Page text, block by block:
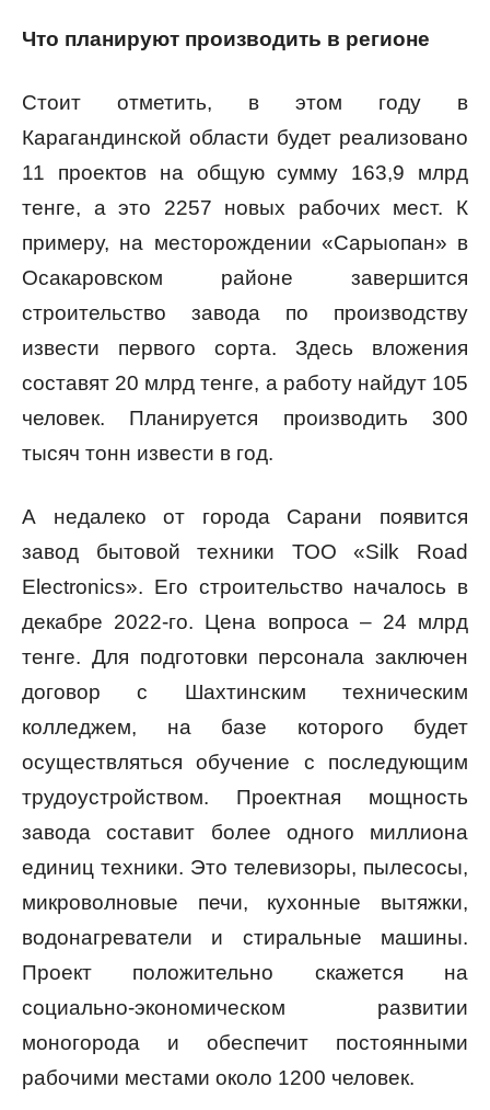
Что планируют производить в регионе
Стоит отметить, в этом году в
Карагандинской области будет реализовано
11 проектов на общую сумму 163,9 млрд
тенге, а это 2257 новых рабочих мест. К
примеру, на месторождении «Сарыопан» в
Осакаровском районе завершится
строительство завода по производству
извести первого сорта. Здесь вложения
составят 20 млрд тенге, а работу найдут 105
человек. Планируется производить 300
тысяч тонн извести в год.
А недалеко от города Сарани появится
завод бытовой техники ТОО «Silk Road
Electronics». Его строительство началось в
декабре 2022-го. Цена вопроса – 24 млрд
тенге. Для подготовки персонала заключен
договор с Шахтинским техническим
колледжем, на базе которого будет
осуществляться обучение с последующим
трудоустройством. Проектная мощность
завода составит более одного миллиона
единиц техники. Это телевизоры, пылесосы,
микроволновые печи, кухонные вытяжки,
водонагреватели и стиральные машины.
Проект положительно скажется на
социально-экономическом развитии
моногорода и обеспечит постоянными
рабочими местами около 1200 человек.